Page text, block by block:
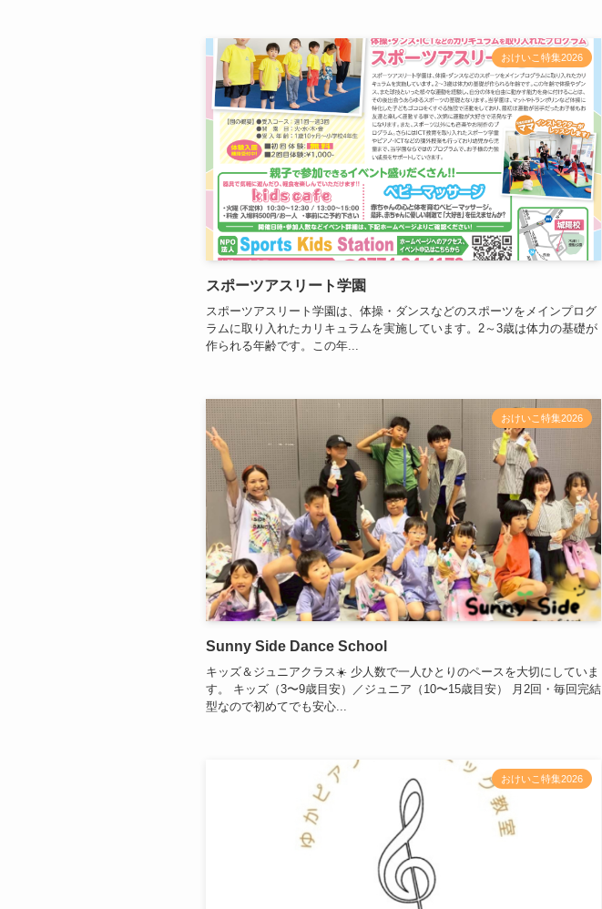
おけいこ特集2026
スポーツアスリート学園
スポーツアスリート学園は、体操・ダンスなどのスポーツをメインプログ
ラムに取り入れたカリキュラムを実施しています。2～3歳は体力の基礎が
作られる年齢です。この年...
おけいこ特集2026
Sunny Side Dance School
キッズ＆ジュニアクラス☀️ 少人数で一人ひとりのペースを大切にしていま
す。 キッズ（3〜9歳目安）／ジュニア（10〜15歳目安） 月2回・毎回完結
型なので初めてでも安心...
おけいこ特集2026